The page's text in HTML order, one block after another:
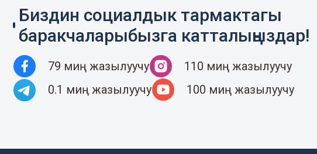
Биздин социалдык тармактагы
баракчаларыбызга катталыңыздар!
79 миң жазылуучу
110 миң жазылуучу
0.1 миң жазылуучу
100 миң жазылуучу